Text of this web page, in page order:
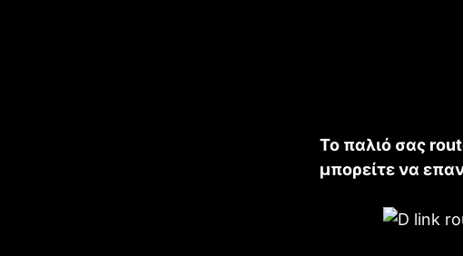
Το παλιό σας
μπορείτε να